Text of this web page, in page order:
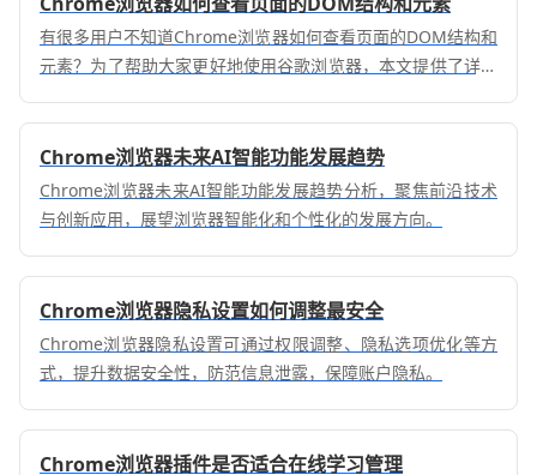
有很多用户不知道Chrome浏览器如何查看页面的DOM结构和
元素？为了帮助大家更好地使用谷歌浏览器，本文提供了详细
Chrome浏览器未来AI智能功能发展趋势
Chrome浏览器未来AI智能功能发展趋势分析，聚焦前沿技术
与创新应用，展望浏览器智能化和个性化的发展方向。
Chrome浏览器隐私设置如何调整最安全
Chrome浏览器隐私设置可通过权限调整、隐私选项优化等方
式，提升数据安全性，防范信息泄露，保障账户隐私。
Chrome浏览器插件是否适合在线学习管理